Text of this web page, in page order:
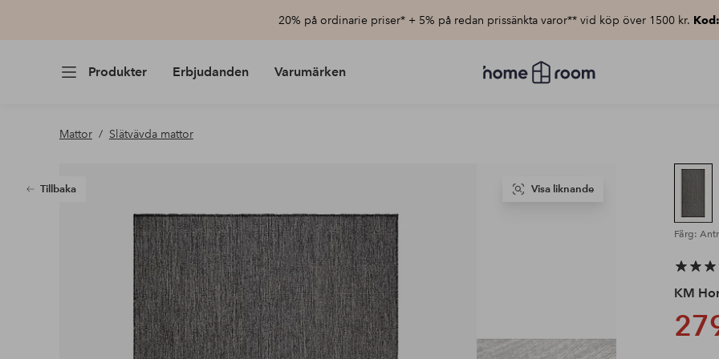
20% på ordinarie priser* + 5% på redan prissänkta varor** vid köp över 1500 kr.
Produkter Erbjudanden Varumärken
Homeroom
–
Mattor Slätvävda mattor
Tillbaka Visa liknande
Färg:
KM